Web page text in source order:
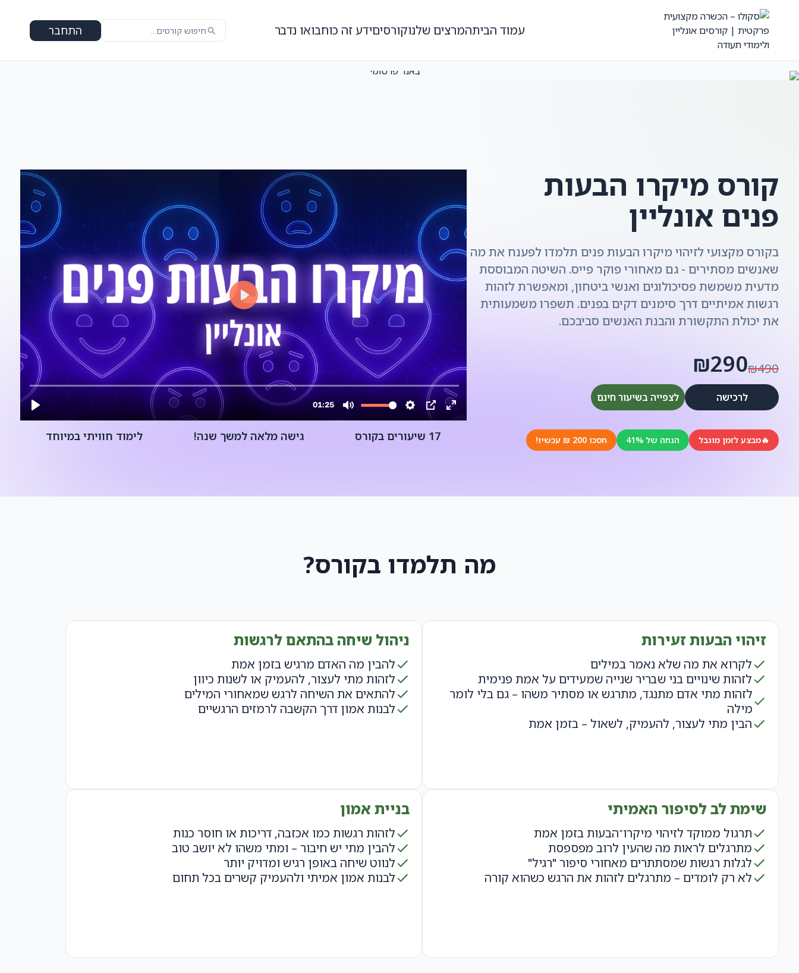
עמוד הביתהמרצים שלנוקורסיםידע זה כוחבואו נדבר התחבר
קורס מיקרו הבעות
פנים אונליין
בקורס מקצועי לזיהוי מיקרו הבעות פנים תלמדו לפענח את מה
שאנשים מסתירים - גם מאחורי פוקר פייס. השיטה המבוססת
מדעית משמשת פסיכולוגים ואנשי ביטחון, ומאפשרת לזהות
רגשות אמיתיים דרך סימנים דקים בפנים. תשפרו משמעותית
את יכולת התקשורת והבנת האנשים סביבכם.
₪490
₪290
לרכישה לצפייה בשיעור חינם
🔥מבצע לזמן מוגבל הנחה של 41% חסכו 200 ₪ עכשיו! 17 שיעורים בקורס גישה מלאה למשך שנה! לימוד חוויתי במיוחד
מה תלמדו בקורס?
זיהוי הבעות זעירות
לקרוא את מה שלא נאמר במילים
לזהות שינויים בני שבריר שנייה שמעידים על אמת פנימית
לזהות מתי אדם מתנגד, מתרגש או מסתיר משהו – גם בלי לומר
מילה
הבין מתי לעצור, להעמיק, לשאול – בזמן אמת
ניהול שיחה בהתאם לרגשות
להבין מה האדם מרגיש בזמן אמת
לזהות מתי לעצור, להעמיק או לשנות כיוון
להתאים את השיחה לרגש שמאחורי המילים
לבנות אמון דרך הקשבה לרמזים הרגשיים
שימת לב לסיפור האמיתי
תרגול ממוקד לזיהוי מיקרו־הבעות בזמן אמת
מתרגלים לראות מה שהעין לרוב מפספסת
לגלות רגשות שמסתתרים מאחורי סיפור "רגיל"
לא רק לומדים – מתרגלים לזהות את הרגש כשהוא קורה
בניית אמון
לזהות רגשות כמו אכזבה, דריכות או חוסר כנות
להבין מתי יש חיבור – ומתי משהו לא יושב טוב
לנווט שיחה באופן רגיש ומדויק יותר
לבנות אמון אמיתי ולהעמיק קשרים בכל תחום